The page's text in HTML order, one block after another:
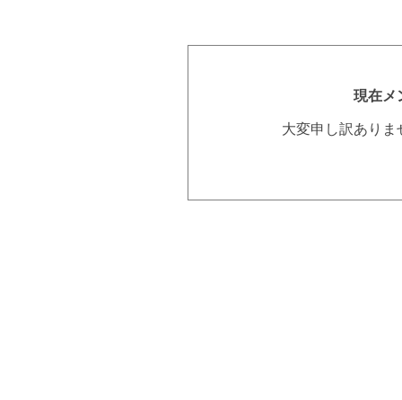
現在メ
大変申し訳あり